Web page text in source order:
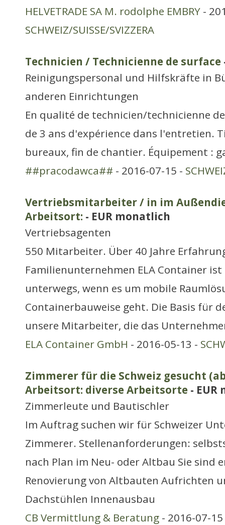
HELVETRADE SA M. rodolphe EMBRY -
SCHWEIZ/SUISSE/SVIZZERA
Technicien / Technicienne de surface
Reinigungspersonal und Hilfskräfte in
anderen Einrichtungen
En qualité de technicien/technicienne
de 3 ans d'expérience dans l'entretien.
bureaux, fin de chantier. Équipement :
##pracodawca## - 2016-07-15 -
Vertriebsmitarbeiter / in im
Arbeitsort: - EUR monatlich
Vertriebsagenten
550 Mitarbeiter. Über 40 Jahre
Familienunternehmen ELA Container
unterwegs, wenn es um mobile
Containerbauweise geht. Die Basis für
unsere Mitarbeiter, die das
ELA Container GmbH - 2016-05-13 -
Zimmerer für die Schweiz gesucht
Arbeitsort: diverse Arbeitsorte -
Zimmerleute und Bautischler
Im Auftrag suchen wir für Schweizer
Zimmerer. Stellenanforderungen:
nach Plan im Neu- oder Altbau Sie sind
Renovierung von Altbauten Aufrichten
Dachstühlen Innenausbau
CB Vermittlung & Beratung - 2016-07-